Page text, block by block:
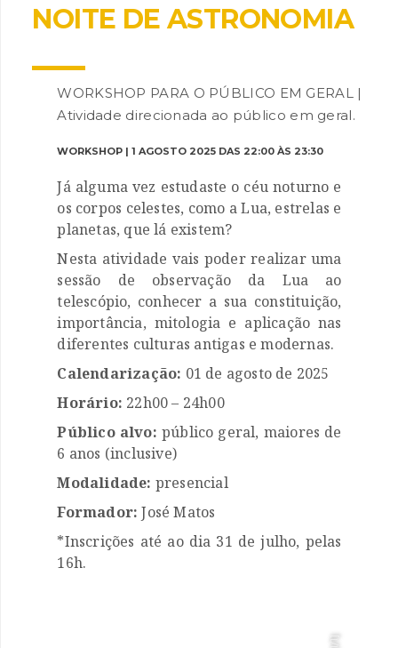
NOITE DE ASTRONOMIA
WORKSHOP PARA O PÚBLICO EM GERAL |
Atividade direcionada ao público em geral.
WORKSHOP | 1 AGOSTO 2025 DAS 22:00 ÀS 23:30
Já alguma vez estudaste o céu noturno e
os corpos celestes, como a Lua, estrelas e
planetas, que lá existem?
Nesta atividade vais poder realizar uma
sessão de observação da Lua ao
telescópio, conhecer a sua constituição,
importância, mitologia e aplicação nas
diferentes culturas antigas e modernas.
Calendarização: 01 de agosto de 2025
Horário: 22h00 – 24h00
Público alvo: público geral, maiores de
6 anos (inclusive)
Modalidade: presencial
Formador: José Matos
*Inscrições até ao dia 31 de julho, pelas
16h.